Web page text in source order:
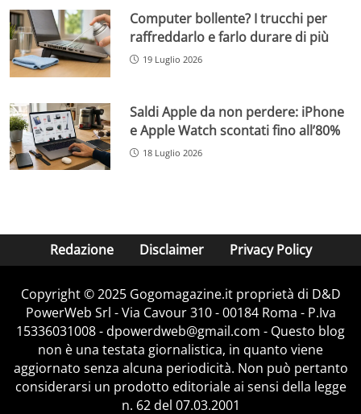
Computer bollente? I trucchi per
raffreddarlo e farlo durare di più
19 Luglio 2026
Saldi Apple da non perdere: iPhone
e Apple Watch scontati fino all’80%
18 Luglio 2026
Redazione Disclaimer Privacy Policy
Copyright © 2025 Gogomagazine.it proprietà di D&D
PowerWeb Srl - Via Cavour 310 - 00184 Roma - P.Iva
15336031008 - dpowerdweb@gmail.com - Questo blog
non è una testata giornalistica, in quanto viene
aggiornato senza alcuna periodicità. Non può pertanto
considerarsi un prodotto editoriale ai sensi della legge
n. 62 del 07.03.2001